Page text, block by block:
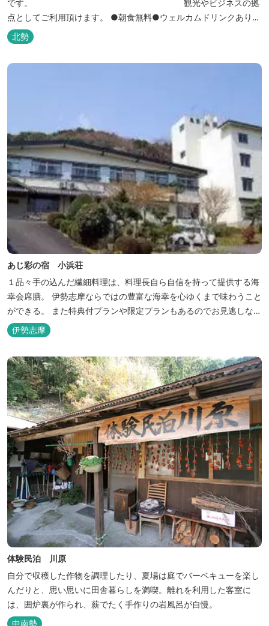
です。 観光やビジネスの拠
点としてご利用頂けます。 ●朝食無料●ウェルカムドリンクあり●
全館無線ＬＡＮ対応● ●バリアフリー対応のユニバーサルルームあ
り●
北勢
あじ彩の宿 小浜荘
１品々手の込んだ繊細料理は、料理長自ら自信を持って提供する海
幸会席膳。 伊勢志摩ならではの豊富な海幸を心ゆくまで味わうこと
ができる。 また特典付プランや限定プランもあるのでお見逃しな
く。
伊勢志摩
体験民泊 川原
自分で収穫した作物を調理したり、夏場は庭でバーベキューを楽し
んだりと、思い思いに田舎暮らしを満喫。離れを利用した客室に
は、囲炉裏が作られ、薪でたく手作りの岩風呂が自慢。
中南勢